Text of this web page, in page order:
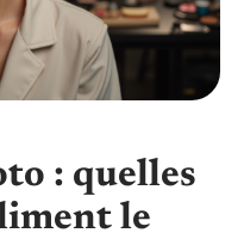
: quelles
le